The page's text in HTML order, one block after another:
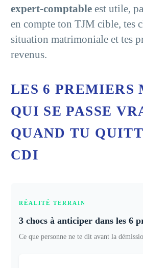
expert-comptable est utile,
en compte ton TJM cible, tes
situation matrimoniale et tes
revenus.
LES 6 PREMIERS
QUI SE PASSE
QUAND TU
CDI
RÉALITÉ TERRAIN
3 chocs à anticiper dans les 6
Ce que personne ne te dit avant la